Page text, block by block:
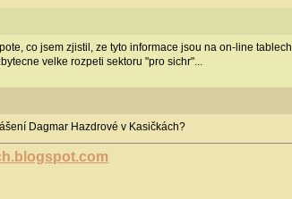
co jsem zjistil, ze tyto informace jsou na on-line
velke rozpeti sektoru "pro sichr"...
Dagmar Hazdrové v Kasičkách?